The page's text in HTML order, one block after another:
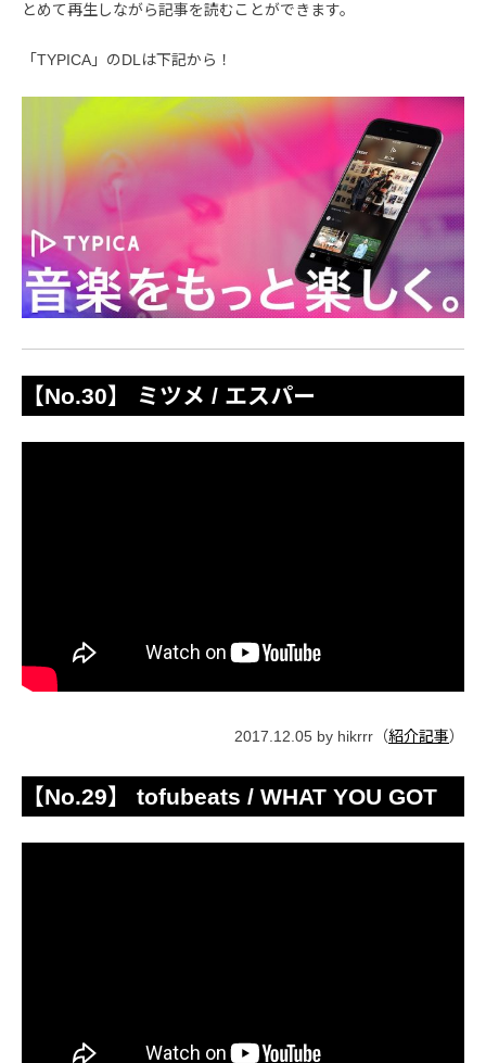
とめて再生しながら記事を読むことができます。
「TYPICA」のDLは下記から！
【No.30】 ミツメ / エスパー
2017.12.05 by hikrrr（紹介記事）
【No.29】 tofubeats / WHAT YOU GOT